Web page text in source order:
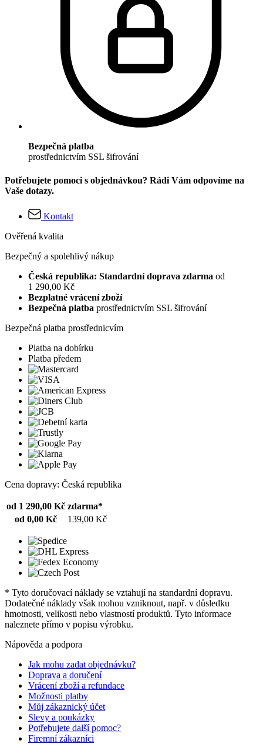
Bezpečná platba
prostřednictvím SSL šifrování
Potřebujete pomoci s objednávkou? Rádi Vám odpovíme na
Vaše dotazy.
Kontakt
Ověřená kvalita
Bezpečný a spolehlivý nákup
Česká republika: Standardní doprava zdarma od
1 290,00 Kč
Bezplatné vrácení zboží
Bezpečná platba prostřednictvím SSL šifrování
Bezpečná platba prostřednicvím
Platba na dobírku
Platba předem
Cena dopravy: Česká republika
od 1 290,00 Kč zdarma*
od 0,00 Kč
139,00 Kč
* Tyto doručovací náklady se vztahují na standardní dopravu.
Dodatečné náklady však mohou vzniknout, např. v důsledku
hmotnosti, velikosti nebo vlastností produktů. Tyto informace
naleznete přímo v popisu výrobku.
Nápověda a podpora
Jak mohu zadat objednávku?
Doprava a doručení
Vrácení zboží a refundace
Možnosti platby
Můj zákaznický účet
Slevy a poukázky
Potřebujete další pomoc?
Firemní zákazníci